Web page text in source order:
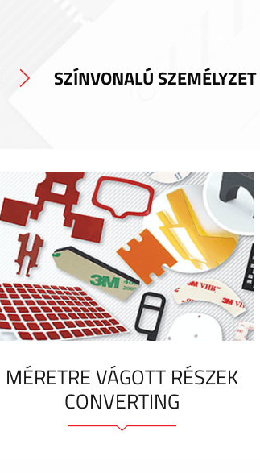
SZÍNVONALÚ SZEMÉLYZET
MÉRETRE VÁGOTT RÉSZEK
CONVERTING